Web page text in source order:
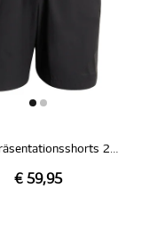
adidas Präsentationsshorts 26/27
€ 59,95